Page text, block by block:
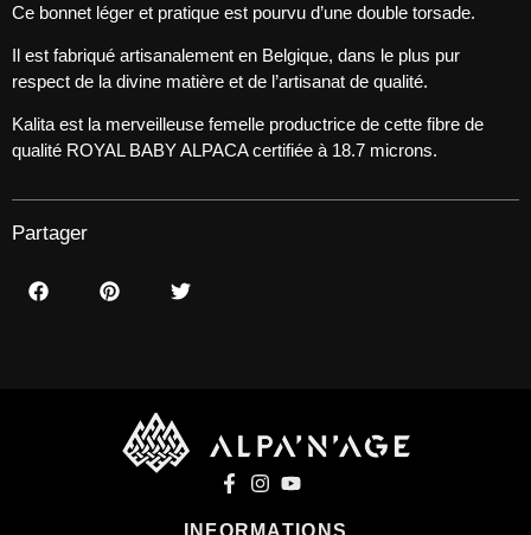
Ce bonnet léger et pratique est pourvu d’une double torsade.
Il est fabriqué artisanalement en Belgique, dans le plus pur
respect de la divine matière et de l’artisanat de qualité.
Kalita est la merveilleuse femelle productrice de cette fibre de
qualité ROYAL BABY ALPACA certifiée à 18.7 microns.
Partager